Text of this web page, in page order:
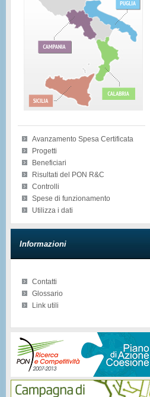
Avanzamento Spesa Certificata
Progetti
Beneficiari
Risultati del PON R&C
Controlli
Spese di funzionamento
Utilizza i dati
Informazioni
Contatti
Glossario
Link utili